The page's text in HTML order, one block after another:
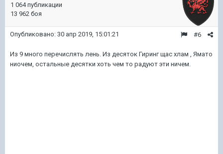
1 064 публикации
13 962 боя
#6
Опубликовано: 30 апр 2019, 15:01:21
Из 9 много перечислять лень. Из десяток Гиринг щас хлам , Ямато
ниочем, остальные десятки хоть чем то радуют эти ничем.